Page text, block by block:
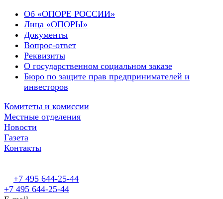
Об «ОПОРЕ РОССИИ»
Лица «ОПОРЫ»
Документы
Вопрос-ответ
Реквизиты
О государственном социальном заказе
Бюро по защите прав предпринимателей и
инвесторов
Комитеты и комиссии
Местные отделения
Новости
Газета
Контакты
+7 495 644-25-44
+7 495 644-25-44